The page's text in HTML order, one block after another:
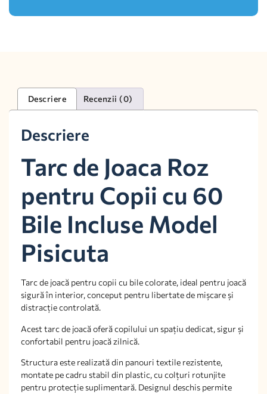
Descriere Recenzii (0)
Descriere
Tarc de Joaca Roz
pentru Copii cu 60
Bile Incluse Model
Pisicuta
Tarc de joacă pentru copii cu bile colorate, ideal pentru joacă
sigură în interior, conceput pentru libertate de mișcare și
distracție controlată.
Acest tarc de joacă oferă copilului un spațiu dedicat, sigur și
confortabil pentru joacă zilnică.
Structura este realizată din panouri textile rezistente,
montate pe cadru stabil din plastic, cu colțuri rotunjite
pentru protecție suplimentară. Designul deschis permite